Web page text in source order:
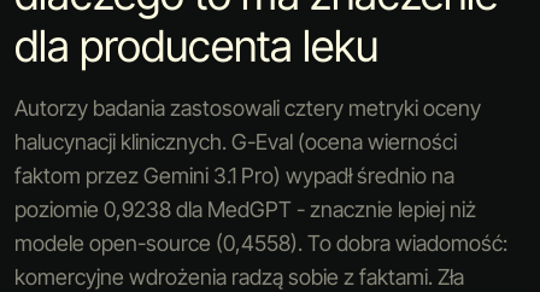
dla producenta leku
Autorzy badania zastosowali cztery metryki oceny
halucynacji klinicznych. G-Eval (ocena wierności
faktom przez Gemini 3.1 Pro) wypadł średnio na
poziomie 0,9238 dla MedGPT - znacznie lepiej niż
modele open-source (0,4558). To dobra wiadomość:
komercyjne wdrożenia radzą sobie z faktami. Zła